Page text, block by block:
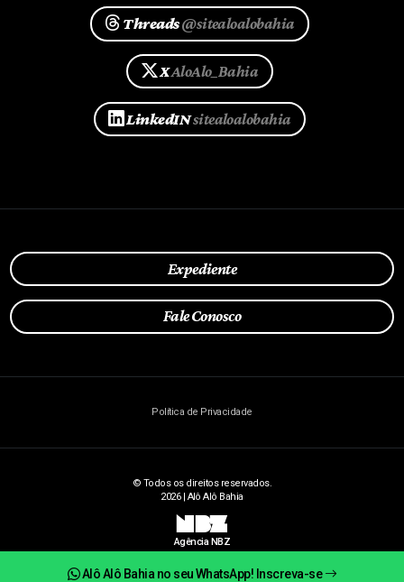
Alô Alô Bahia no seu WhatsApp! Inscreva-se
Threads@sitealoalobahia
XAloAlo_Bahia
LinkedINsitealoalobahia
Expediente
Fale Conosco
Política de Privacidade
© Todos os direitos reservados.
2026 | Alô Alô Bahia
NBZ
Agência NBZ